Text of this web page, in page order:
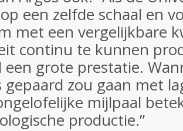
een zelfde schaal en
met een vergelijkbare
continu te kunnen
een grote prestatie.
gepaard zou gaan met
mijlpaal
productie.”